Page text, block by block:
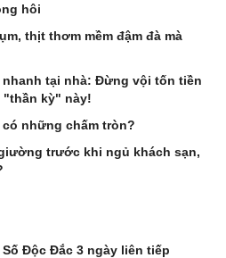
hôi
thịt thơm mềm đậm đà mà
tại nhà: Đừng vội tốn tiền
"thần kỳ" này!
những chấm tròn?
trước khi ngủ khách sạn,
Số Độc Đắc 3 ngày liên tiếp